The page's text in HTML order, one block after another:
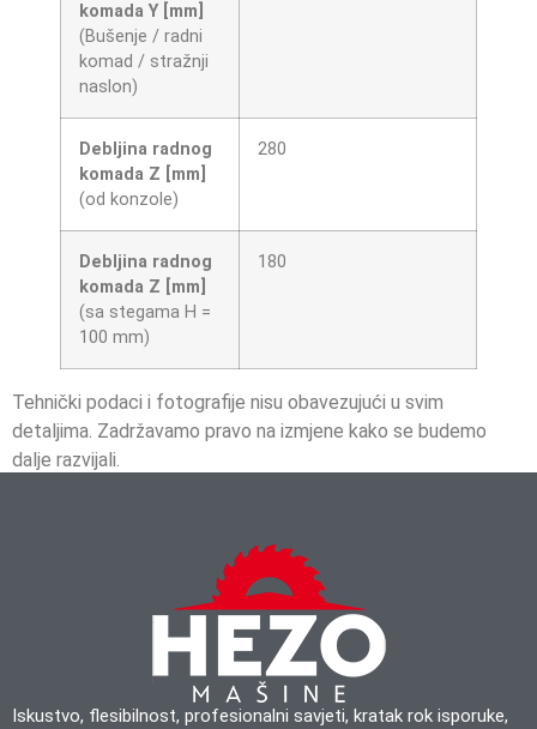
komada Y [mm]
(Bušenje / radni
komad / stražnji
naslon)
Debljina radnog
komada Z [mm]
(od konzole)
280
Debljina radnog
komada Z [mm]
(sa stegama H =
100 mm)
180
Tehnički podaci i fotografije nisu obavezujući u svim
detaljima. Zadržavamo pravo na izmjene kako se budemo
dalje razvijali.
Iskustvo, flesibilnost, profesionalni savjeti, kratak rok isporuke,